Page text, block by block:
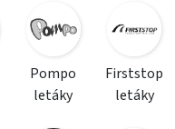
Pompo
letáky
Firststop
letáky